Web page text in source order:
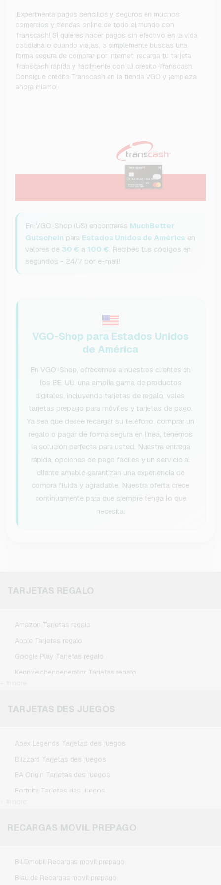
¡Experimenta pagos sencillos y seguros en muchos
comercios y tiendas online de todo el mundo con
Transcash! Si quieres hacer pagos sin efectivo en la vida
cotidiana o cuando viajas, o simplemente buscas una
forma segura de comprar por Internet, recarga tu tarjeta
Transcash rápida y fácilmente con tu crédito Transcash.
Consigue crédito Transcash en la tienda VGO y ¡empieza
ahora mismo!
En VGO-Shop (US) encontrarás MuchBetter
Gutschein para Estados Unidos de América en
valores de 30 € a 100 €. Recibes tus códigos en
segundos - 24/7 por e-mail!
VGO-Shop para Estados Unidos
de América
En VGO-Shop, ofrecemos a nuestros clientes en
los EE. UU. una amplia gama de productos
digitales, incluyendo tarjetas de regalo, vales,
tarjetas prepago para móviles y tarjetas de pago.
Ya sea que desee recargar su teléfono, comprar un
regalo o pagar de forma segura en línea, tenemos
la solución perfecta para usted. Nuestra entrega
rápida, opciones de pago fáciles y un servicio al
cliente amable garantizan una experiencia de
compra fluida y agradable. Nuestra oferta crece
continuamente para que siempre tenga lo que
necesita.
TARJETAS REGALO
Amazon Tarjetas regalo
Apple Tarjetas regalo
Google Play Tarjetas regalo
Kennzeichengenerator Tarjetas regalo
Netflix Tarjetas regalo
TARJETAS DES JUEGOS
Apex Legends Tarjetas des juegos
Blizzard Tarjetas des juegos
EA Origin Tarjetas des juegos
Fortnite Tarjetas des juegos
Minecraft Tarjetas des juegos
RECARGAS MOVIL PREPAGO
BILDmobil Recargas movil prepago
Blau.de Recargas movil prepago